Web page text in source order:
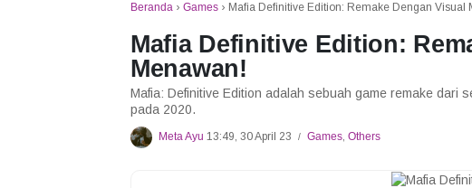
Beranda › Games › Mafia Definitive Edition: Remake Dengan Visual
Mafia Definitive Edition:
Menawan!
Mafia: Definitive Edition adalah sebuah game remake dari
pada 2020.
Meta Ayu 13:49, 30 April 23 / Games, Others